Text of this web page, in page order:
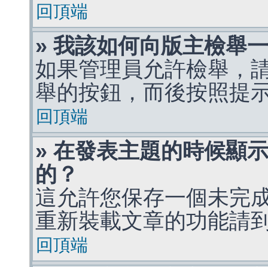
回頂端
» 我該如何向版主檢舉
如果管理員允許檢舉，
舉的按鈕，而後按照提
回頂端
» 在發表主題的時候顯
的？
這允許您保存一個未完
重新裝載文章的功能請
回頂端